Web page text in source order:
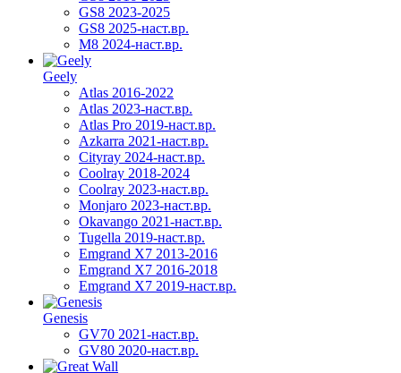
GS8 2023-2025
GS8 2025-наст.вр.
M8 2024-наст.вр.
Geely
Atlas 2016-2022
Atlas 2023-наст.вр.
Atlas Pro 2019-наст.вр.
Azkarra 2021-наст.вр.
Cityray 2024-наст.вр.
Coolray 2018-2024
Coolray 2023-наст.вр.
Monjaro 2023-наст.вр.
Okavango 2021-наст.вр.
Tugella 2019-наст.вр.
Emgrand Х7 2013-2016
Emgrand X7 2016-2018
Emgrand X7 2019-наст.вр.
Genesis
GV70 2021-наст.вр.
GV80 2020-наст.вр.